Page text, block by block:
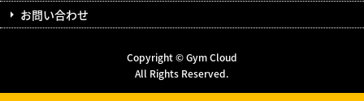
お問い合わせ
Copyright © Gym Cloud
All Rights Reserved.